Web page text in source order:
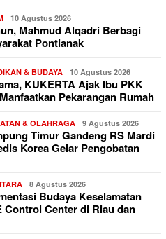
10 Agustus 2026
Mahmud Alqadri Berbagi
Pontianak
& BUDAYA 10 Agustus 2026
KUKERTA Ajak Ibu PKK
Pekarangan Rumah
& OLAHRAGA 9 Agustus 2026
Timur Gandeng RS Mardi
Korea Gelar Pengobatan
8 Agustus 2026
Budaya Keselamatan
Control Center di Riau dan